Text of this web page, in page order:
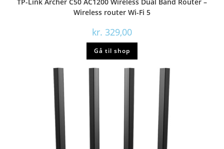
Wireless router Wi-Fi 5
kr. 329,00
Gå til shop